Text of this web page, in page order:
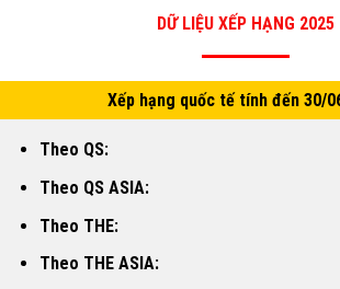
DỮ LIỆU XẾP HẠNG 2025
Xếp hạng quốc tế tính đến 30/
Theo QS:
Theo QS ASIA:
Theo THE:
Theo THE ASIA: